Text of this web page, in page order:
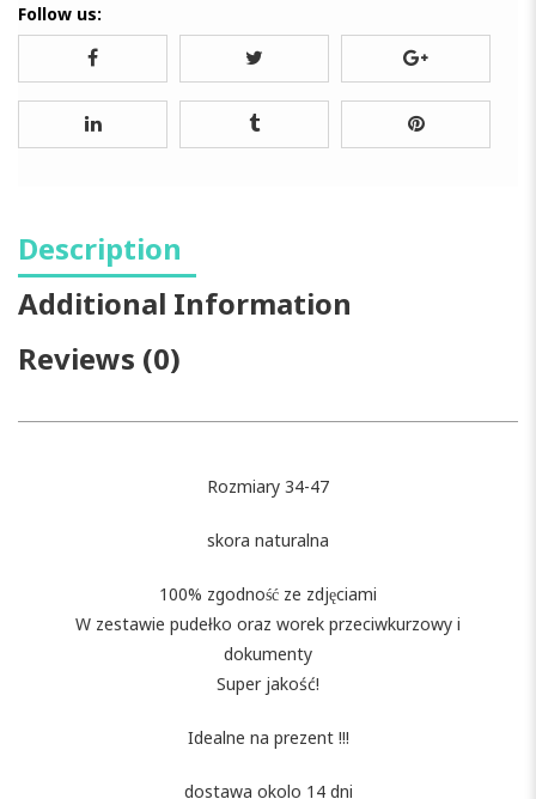
Follow us:
Description
Additional Information
Reviews (0)
Rozmiary 34-47
skora naturalna
100% zgodność ze zdjęciami
W zestawie pudełko oraz worek przeciwkurzowy i
dokumenty
Super jakość!
Idealne na prezent !!!
dostawa okolo 14 dni